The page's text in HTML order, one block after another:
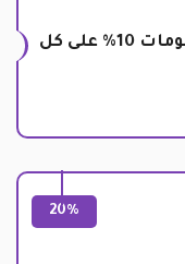
كود خصم دراجون مارت 2026 خصومات 10% على كل
20%